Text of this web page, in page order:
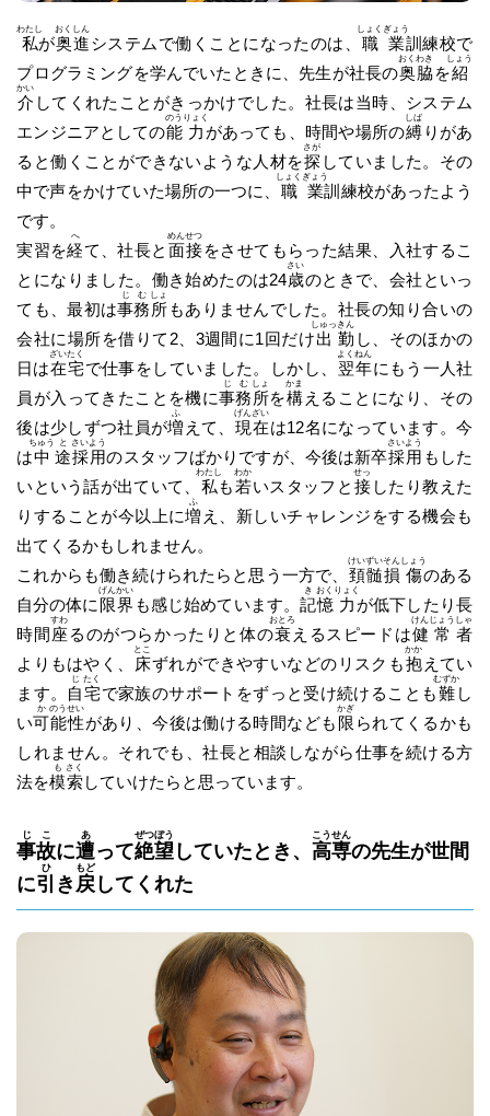
私
わたし
が奥
おく
進
しん
システムで働くことになったのは、 職
しょく
業
ぎょう
訓練校で
プログラミングを学んでいたときに、先生が社長の奥
おく
脇
わき
を紹
しょう
介
かい
してくれたことがきっかけでした。社長は当時、システム
エンジニアとしての能
のう
力
りょく
があっても、時間や場所の縛
しば
りがあ
ると働くことができないような人材を探
さが
していました。その
中で声をかけていた場所の一つに、 職
しょく
業
ぎょう
訓練校があったよう
です。
実習を経
へ
て、社長と 面
めん
接
せつ
をさせてもらった結果、入社するこ
とになりました。働き始めたのは24歳
さい
のときで、会社といっ
ても、最初は事
じ
務
む
所
しょ
もありませんでした。社長の知り合いの
会社に場所を借りて2、3週間に1回だけ出
しゅっ
勤
きん
し、そのほかの
日は在
ざい
宅
たく
で仕事をしていました。しかし、 翌
よく
年
ねん
にもう一人社
員が入ってきたことを機に事
じ
務
む
所
しょ
を構
かま
えることになり、その
後は少しずつ社員が増
ふ
えて、 現
げん
在
ざい
は12名になっています。今
は中
ちゅう
途
と
採
さい
用
よう
のスタッフばかりですが、今後は新卒採
さい
用
よう
もした
いという話が出ていて、 私
わたし
も 若
わか
いスタッフと 接
せっ
したり教えた
りすることが今以上に増
ふ
え、新しいチャレンジをする機会も
出てくるかもしれません。
これからも働き続けられたらと思う一方で、 頚
けい
髄
ずい
損
そん
傷
しょう
のある
自分の体に 限
げん
界
かい
も感じ始めています。記
き
憶
おく
力
りょく
が低下したり長
時間座
すわ
るのがつらかったりと体の衰
おとろ
えるスピードは健
けん
常
じょう
者
しゃ
よりもはやく、 床
とこ
ずれができやすいなどのリスクも抱
かか
えてい
ます。 自
じ
宅
たく
で家族のサポートをずっと受け続けることも難
むずか
し
い可
か
能
のう
性
せい
があり、今後は働ける時間なども 限
かぎ
られてくるかも
しれません。それでも、社長と相談しながら仕事を続ける方
法を模
も
索
さく
していけたらと思っています。
事
じ
故
こ
に遭
あ
って絶
ぜつ
望
ぼう
していたとき、高
こう
専
せん
の先生が世間
に引
ひ
き 戻
もど
してくれた